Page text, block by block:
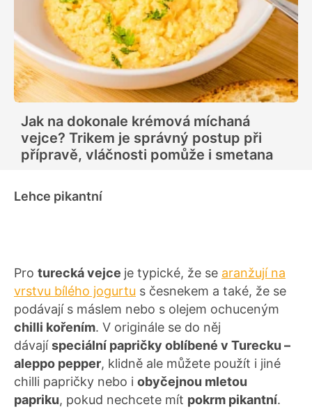
Jak na dokonale krémová míchaná
vejce? Trikem je správný postup při
přípravě, vláčnosti pomůže i smetana
Lehce pikantní
Pro turecká vejce je typické, že se aranžují na
vrstvu bílého jogurtu s česnekem a také, že se
podávají s máslem nebo s olejem ochuceným
chilli kořením. V originále se do něj
dávajíspeciální papričky oblíbené v Turecku –
aleppo pepper, klidně ale můžete použít i jiné
chilli papričky nebo i obyčejnou mletou
papriku, pokud nechcete mít pokrm pikantní.